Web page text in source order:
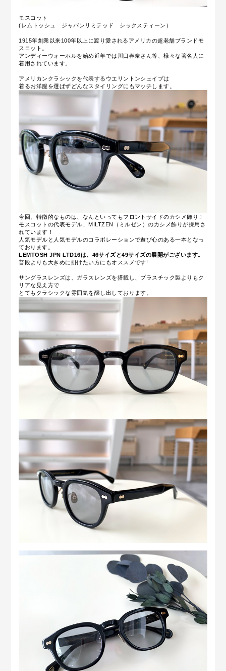
モスコット
(レムトッシュ ジャパンリミテッド シックスティーン）
1915年創業以来100年以上に渡り愛されるアメリカの超老舗ブランドモ
スコット。
アンディーウォーホルを始め近年では川口春奈さん等、様々な著名人に
着用されています。
アメリカンクラシックを代表するウエリントンシェイプは
着るお洋服を選ばずどんなスタイリングにもマッチします。
今回、特徴的なものは、なんといってもフロントサイドのカシメ飾り！
モスコットの代表モデル、MILTZEN（ミルゼン）のカシメ飾りが採用さ
れています！
人気モデルと人気モデルのコラボレーションで遊び心のある一本となっ
ております。
LEMTOSH JPN LTD16は、46サイズと49サイズの展開がございます。
普段よりも大きめに掛けたい方にもオススメです!
サングラスレンズは、ガラスレンズを搭載し、プラスチック製よりもク
リアな見え方で
とてもクラシックな雰囲気を醸し出しております。